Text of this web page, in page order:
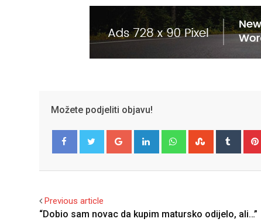
Možete podjeliti objavu!
Google+ LinkedIn WhatsappStumbleUpon
Tumblr
Previous article
“Dobio sam novac da kupim matursko odijelo, ali…”